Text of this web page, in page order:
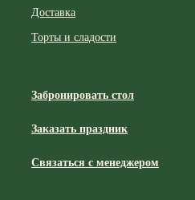
Доставка
Торты и сладости
Забронировать стол
Заказать праздник
Связаться с менеджером